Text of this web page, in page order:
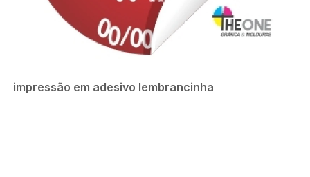
impressão em adesivo lembrancinha